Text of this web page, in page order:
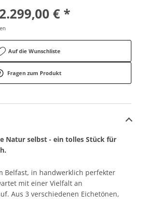
2.299,00 € *
Auf die Wunschliste
Fragen zum Produkt
Natur selbst - ein tolles Stück für
Belfast, in handwerklich perfekter
mit einer Vielfalt an
Aus 3 verschiedenen Eichetönen,